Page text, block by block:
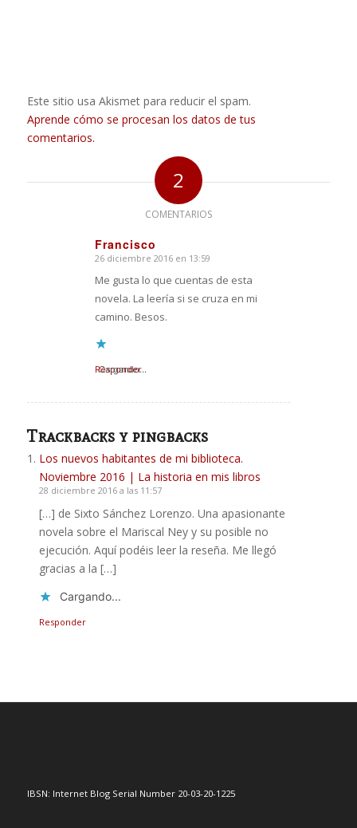
Este sitio usa Akismet para reducir el spam.
Aprende cómo se procesan los datos de tus
comentarios.
2
COMENTARIOS
Francisco
Dice:
26 diciembre 2016 en 13:59
Me gusta lo que cuentas de esta
novela. La leería si se cruza en mi
camino. Besos.
Cargando...
Responder
Trackbacks y pingbacks
Los nuevos habitantes de mi biblioteca.
Noviembre 2016 | La historia en mis libros
28 diciembre 2016 a las 11:57
[…] de Sixto Sánchez Lorenzo. Una apasionante
novela sobre el Mariscal Ney y su posible no
ejecución. Aquí podéis leer la reseña. Me llegó
gracias a la […]
Cargando...
Responder
IBSN: Internet Blog Serial Number 20-03-20-1225